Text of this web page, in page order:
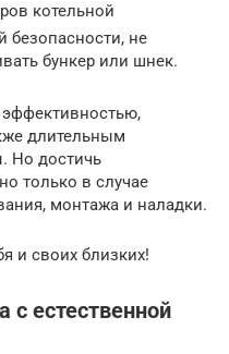
котельной
безопасности, не
бункер или шнек.
длительным
Но достичь
только в случае
монтажа и наладки.
и своих близких!
с естественной